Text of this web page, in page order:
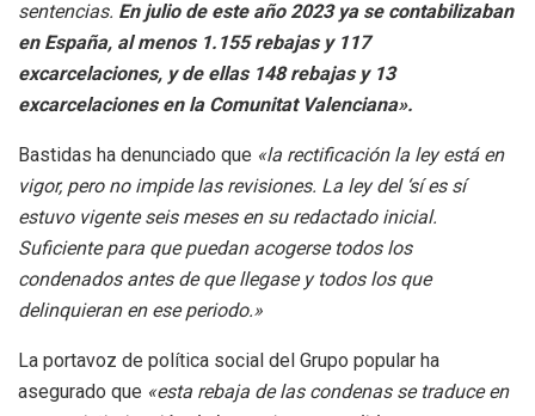
sentencias. En julio de este año 2023 ya se contabilizaban
en España, al menos 1.155 rebajas y 117
excarcelaciones, y de ellas 148 rebajas y 13
excarcelaciones en la Comunitat Valenciana».
Bastidas ha denunciado que «la rectificación la ley está en
vigor, pero no impide las revisiones. La ley del ‘sí es sí
estuvo vigente seis meses en su redactado inicial.
Suficiente para que puedan acogerse todos los
condenados antes de que llegase y todos los que
delinquieran en ese periodo.»
La portavoz de política social del Grupo popular ha
asegurado que «esta rebaja de las condenas se traduce en